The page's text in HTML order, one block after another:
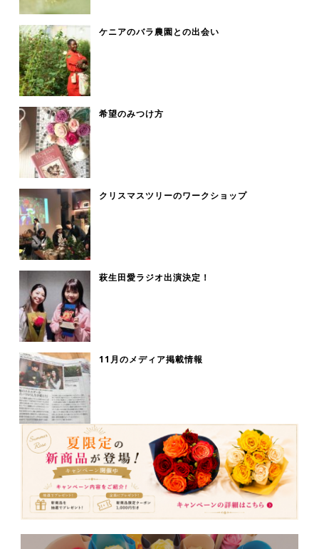
ケニアのバラ農園との出会い
希望のみつけ方
クリスマスツリーのワークショップ
萩生田愛ラジオ出演決定！
11月のメディア掲載情報